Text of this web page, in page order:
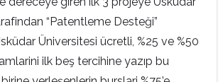
“Patentleme Desteği”
Üniversitesi ücretli, %25 ve %50
ilk beş tercihine yazıp bu